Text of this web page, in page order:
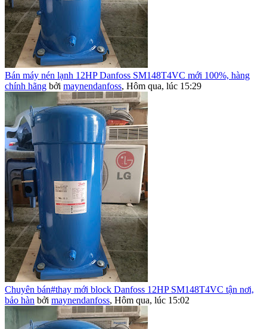
Bán máy nén lạnh 12HP Danfoss SM148T4VC mới 100%, hàng
chính hãng bởi maynendanfoss, Hôm qua, lúc 15:29
Chuyên bán#thay mới block Danfoss 12HP SM148T4VC tận nơi,
bảo hàn bởi maynendanfoss, Hôm qua, lúc 15:02